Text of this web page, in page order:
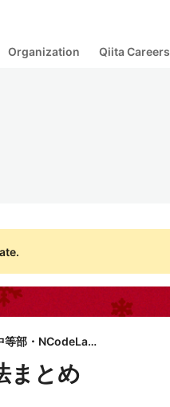
Organization Qiita Careers
N高グループ・N中等部・NCodeLabo
まとめ